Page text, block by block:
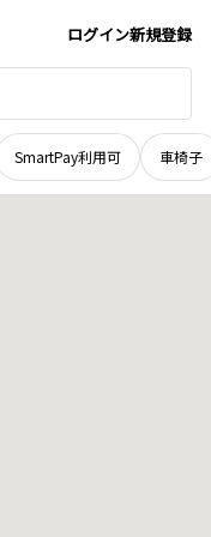
ログイン新規登録
SmartPay利用可 車椅子